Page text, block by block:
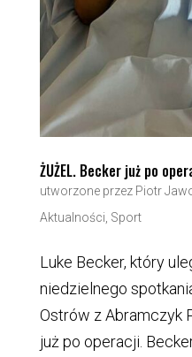
ŻUŻEL. Becker już po
utworzone przez Piotr
Aktualności Sport
Luke Becker, który
niedzielnego
Ostrów z Abramczyk
już po operacji.